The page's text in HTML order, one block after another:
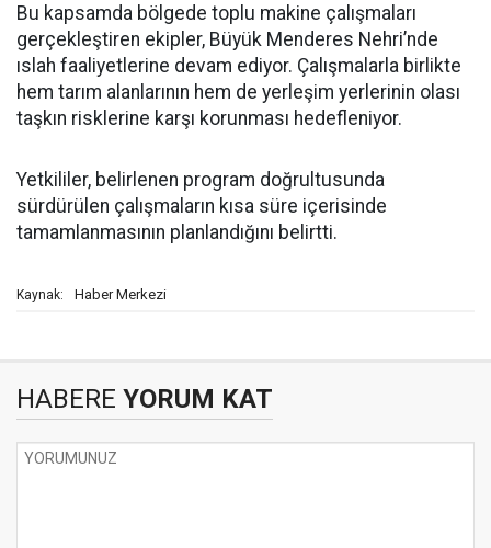
Bu kapsamda bölgede toplu makine çalışmaları
gerçekleştiren ekipler, Büyük Menderes Nehri’nde
ıslah faaliyetlerine devam ediyor. Çalışmalarla birlikte
hem tarım alanlarının hem de yerleşim yerlerinin olası
taşkın risklerine karşı korunması hedefleniyor.
Yetkililer, belirlenen program doğrultusunda
sürdürülen çalışmaların kısa süre içerisinde
tamamlanmasının planlandığını belirtti.
Kaynak: Haber Merkezi
HABERE YORUM KAT